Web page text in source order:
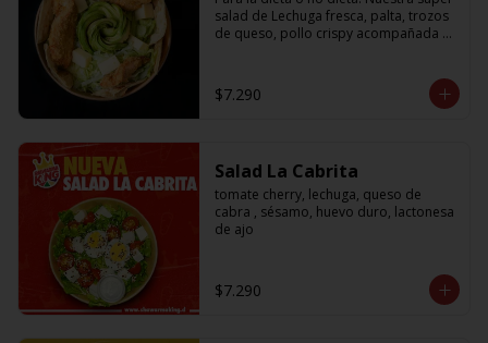
salad de Lechuga fresca, palta, trozos
de queso, pollo crispy acompañada
$7.290
Salad La Cabrita
tomate cherry, lechuga, queso de
cabra , sésamo, huevo duro, lactonesa
de ajo
$7.290